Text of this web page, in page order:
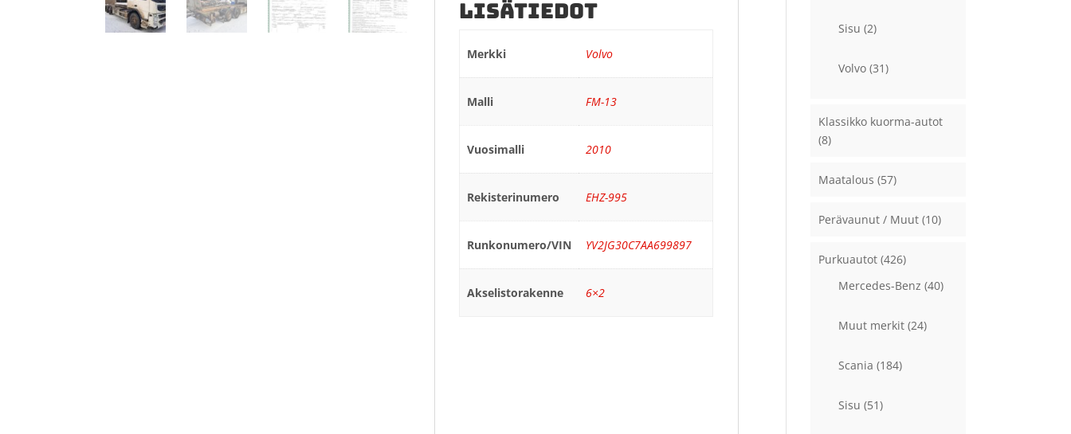
LISÄTIEDOT
Merkki Volvo
Malli FM-13
Vuosimalli 2010
Rekisterinumero EHZ-995
Runkonumero/VIN YV2JG30C7AA699897
Akselistorakenne 6×2
Sisu (2)
Volvo (31)
Klassikko kuorma-autot
(8)
Maatalous (57)
Perävaunut / Muut (10)
Purkuautot (426)
Mercedes-Benz (40)
Muut merkit (24)
Scania (184)
Sisu (51)